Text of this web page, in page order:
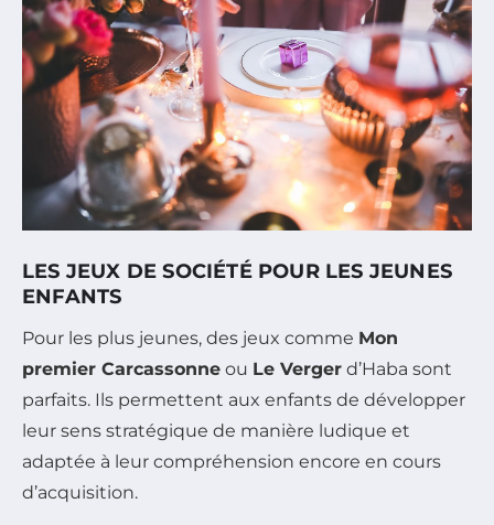
LES JEUX DE SOCIÉTÉ POUR LES JEUNES
ENFANTS
Pour les plus jeunes, des jeux comme Mon
premier Carcassonne ou Le Verger d’Haba sont
parfaits. Ils permettent aux enfants de développer
leur sens stratégique de manière ludique et
adaptée à leur compréhension encore en cours
d’acquisition.